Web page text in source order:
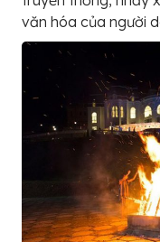
văn hóa của người